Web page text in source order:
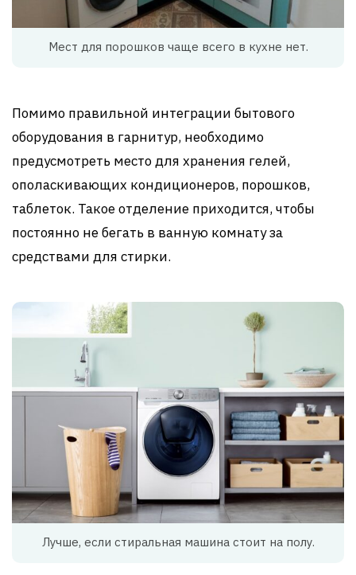
Мест для порошков чаще всего в кухне нет.
Помимо правильной интеграции бытового
оборудования в гарнитур, необходимо
предусмотреть место для хранения гелей,
ополаскивающих кондиционеров, порошков,
таблеток. Такое отделение приходится, чтобы
постоянно не бегать в ванную комнату за
средствами для стирки.
Лучше, если стиральная машина стоит на полу.